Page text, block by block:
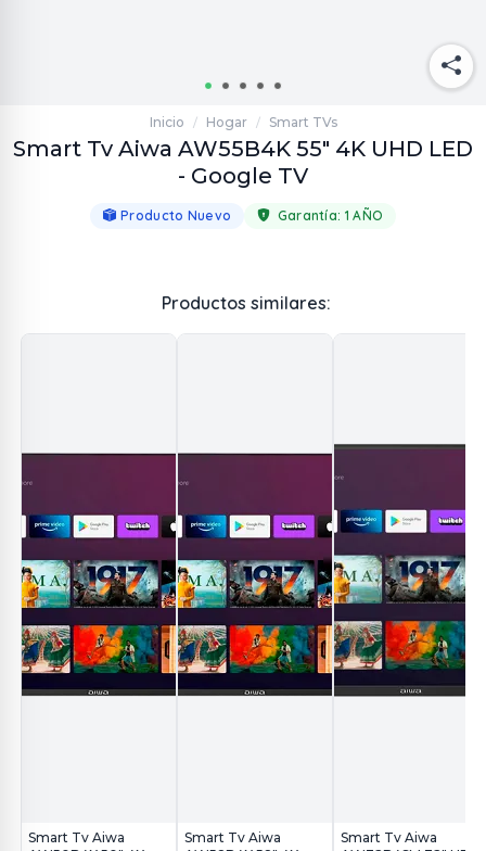
Inicio / Hogar / Smart TVs
Smart Tv Aiwa AW55B4K 55" 4K UHD LED
- Google TV
Producto Nuevo Garantía: 1 AÑO
Productos similares:
Smart Tv Aiwa
Smart Tv Aiwa
Smart Tv Aiwa